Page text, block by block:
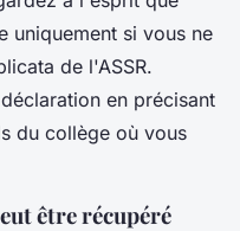
uniquement si vous ne
de l'ASSR.
en précisant
du collège où vous
être récupéré